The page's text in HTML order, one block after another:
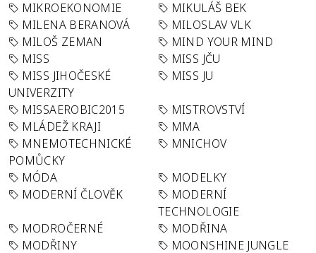
MIKROEKONOMIE
MIKULÁŠ BEK
MILENA BERANOVÁ
MILOSLAV VLK
MILOŠ ZEMAN
MIND YOUR MIND
MISS
MISS JČU
MISS JIHOČESKÉ
UNIVERZITY
MISS JU
MISSAEROBIC2015
MISTROVSTVÍ
MLÁDEŽ KRAJI
MMA
MNEMOTECHNICKÉ
POMŮCKY
MNICHOV
MÓDA
MODELKY
MODERNÍ ČLOVĚK
MODERNÍ
TECHNOLOGIE
MODROČERNÉ
MODŘINA
MODŘINY
MOONSHINE JUNGLE